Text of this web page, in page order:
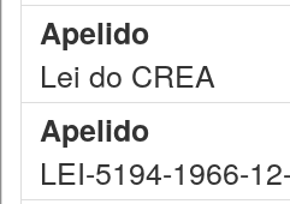
Apelido
Lei do CREA
Apelido
LEI-5194-1966-